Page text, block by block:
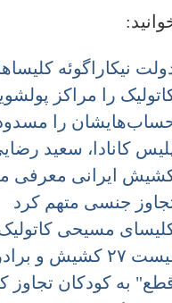
نیکاراگوئه
را مراکز
را
کانادا، سعید
ایرانی معرفی
جنسی متهم کرد
مسیحی کاتولیک
لیست ۲۷ کشیش و
به کودکان تجاوز